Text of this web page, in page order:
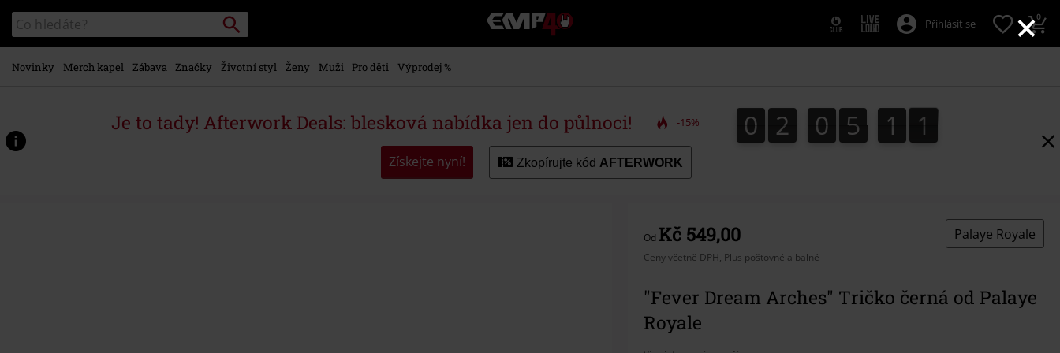
×
hlavnímu
obsahu
Katalog
vyhledávání
Vyhledávání
EMP
-
Hudba,
Merch
hráče,
Alternativní
Přihlásit se 0
Novinky Merch kapel Zábava Značky Životní styl Ženy Muži Pro děti Výprodej %
Je to tady! Afterwork Deals: blesková nabídka jen do půlnoci! -15% 0
0 2
2 0
0 5
5 0
1
0
1 9
0
9
1
0
Získejte nyní! Zkopírujte kód AFTERWORK
Od Kč 549,00
Ceny včetně DPH, Plus poštovné a balné
Palaye Royale
"Fever Dream Arches" Tričko černá od Palaye
Royale